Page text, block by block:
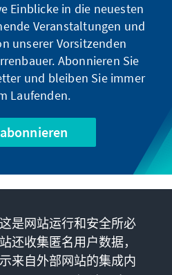
Einblicke in die neuesten
Veranstaltungen und
unserer Vorsitzenden
Abonnieren Sie
und bleiben Sie immer
Laufenden.
是网站运行和安全所必
还收集匿名用户数据，
来自外部网站的集成内